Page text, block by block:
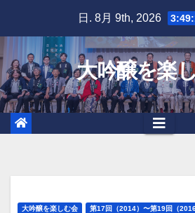
content
日. 8月 9th, 2026
大吟醸を楽
大吟醸を楽しむ会 第17回（2014）〜第19回（2016